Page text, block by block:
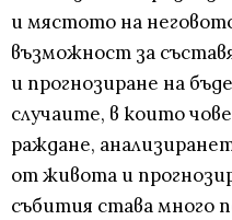
и мястото на
възможност за
и прогнозиране на
случаите, в които
раждане,
от живота и
събития става много